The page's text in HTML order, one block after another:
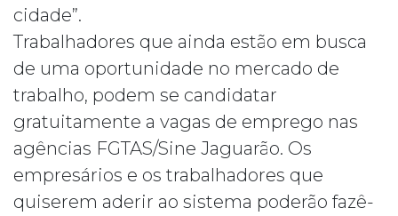
cidade”.
Trabalhadores que ainda estão em busca
de uma oportunidade no mercado de
trabalho, podem se candidatar
gratuitamente a vagas de emprego nas
agências FGTAS/Sine Jaguarão. Os
empresários e os trabalhadores que
quiserem aderir ao sistema poderão fazê-